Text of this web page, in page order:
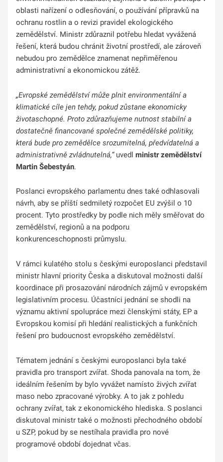
oblasti nařízení o odlesňování, o používání přípravků na
ochranu rostlin a o revizi pravidel ekologického
zemědělství. Ministr zdůraznil potřebu hledat vyvážená
řešení, která budou chránit životní prostředí, ale zároveň
nebudou pro zemědělce znamenat nepřiměřenou
administrativní a ekonomickou zátěž.
„Evropské zemědělství může plnit environmentální a
klimatické cíle jen tehdy, pokud zůstane ekonomicky
životaschopné. Proto zdůrazňujeme nutnost stabilní a
dostatečně financované společné zemědělské politiky,
která bude pro zemědělce srozumitelná, předvídatelná a
administrativně zvládnutelná,“uvedl ministr zemědělství
Martin Šebestyán.
Poslanci evropského parlamentu dnes také odhlasovali
návrh, aby se příští sedmiletý rozpočet EU zvýšil o 10
procent. Tyto prostředky by podle nich měly směřovat do
zemědělství, regionů a na podporu
konkurenceschopnosti průmyslu.
V rámci kulatého stolu s českými europoslanci představil
ministr hlavní priority Česka a diskutoval možnosti další
koordinace při prosazování národních zájmů v evropském
legislativním procesu. Účastníci jednání se shodli na
významu aktivní spolupráce mezi členskými státy, EP a
Evropskou komisí při hledání realistických a funkčních
řešení pro budoucnost evropského zemědělství.
Tématem jednání s českými europoslanci byla také
pravidla pro transport zvířat. Shoda panovala na tom, že
ideálním řešením by bylo vyvážet namísto živých zvířat
maso nebo zpracované výrobky. A to jak z pohledu
ochrany zvířat, tak z ekonomického hlediska. S poslanci
diskutoval ministr také o možnosti přechodného období
u SZP, pokud by se nestíhala pravidla pro nové
programové období dojednat včas.